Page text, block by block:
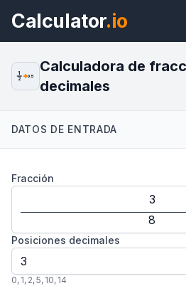
Calculator.io
1
2
0.5
Calculadora de
decimales
DATOS DE ENTRADA
Fracción
Posiciones decimales
0, 1, 2,5, 10, 14